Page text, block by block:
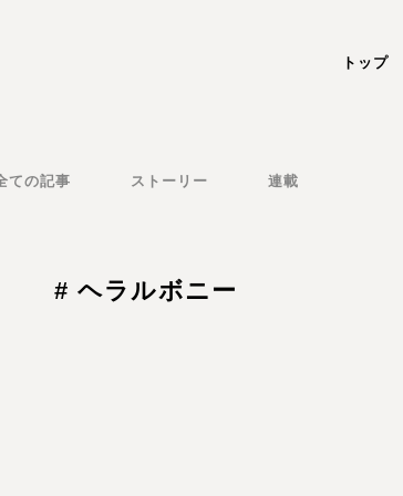
トップ
ての記事 ストーリー 連載
# ヘラルボニー